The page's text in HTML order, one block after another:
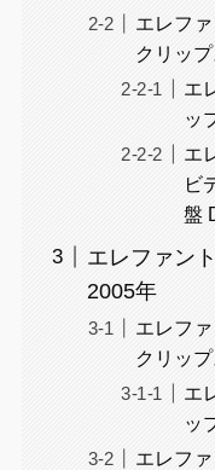
エレフ
クリップ
エ
ッ
エ
ビ
盤
エレファン
2005年
エレフ
クリッ
エ
ッ
エレフ